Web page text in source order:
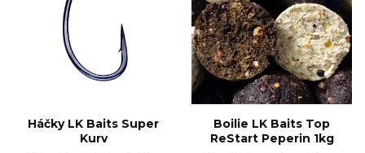
Háčky LK Baits Super
Kurv
Boilie LK Baits Top
ReStart Peperin 1kg